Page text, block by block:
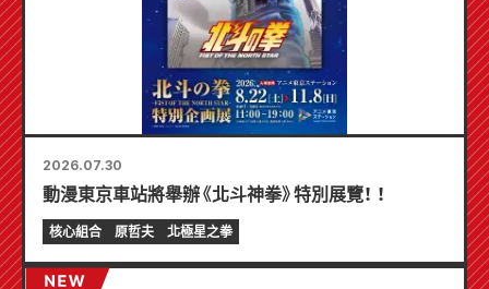
2026.07.30
動漫東京車站將舉辦《北斗神拳》特別展覽！ ！
核心組合 原哲夫 北極星之拳